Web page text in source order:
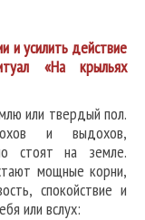
и усилить действие
«На крыльях
или твердый пол.
и выдохов,
стоят на земле.
мощные корни,
спокойствие и
или вслух: